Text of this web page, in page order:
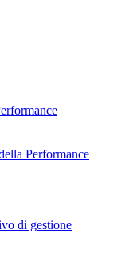
Performance
di gestione